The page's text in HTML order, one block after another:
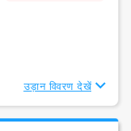
उड़ान विवरण देखें